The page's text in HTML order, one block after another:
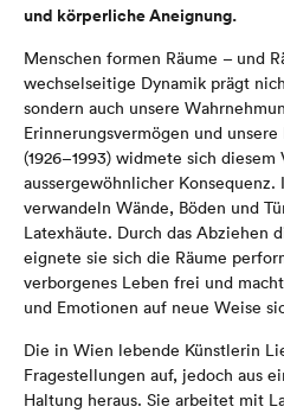
und körperliche Aneignung.
Menschen formen Räume – und
wechselseitige Dynamik prägt
sondern auch unsere
Erinnerungsvermögen und
(1926–1993) widmete sich
aussergewöhnlicher
verwandeln Wände, Böden und
Latexhäute. Durch das Abziehen
eignete sie sich die Räume
verborgenes Leben frei und
und Emotionen auf neue Weise
Die in Wien lebende Künstlerin
Fragestellungen auf, jedoch aus
Haltung heraus. Sie arbeitet mit